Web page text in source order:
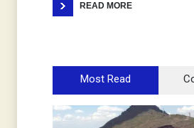
READ MORE
Most Read